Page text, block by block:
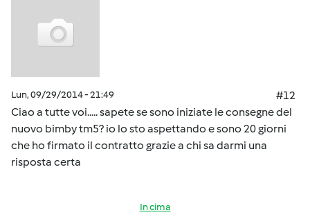
Lun, 09/29/2014 - 21:49
#12
Ciao a tutte voi..... sapete se sono iniziate le consegne del
nuovo bimby tm5? io lo sto aspettando e sono 20 giorni
che ho firmato il contratto grazie a chi sa darmi una
risposta certa
In cima